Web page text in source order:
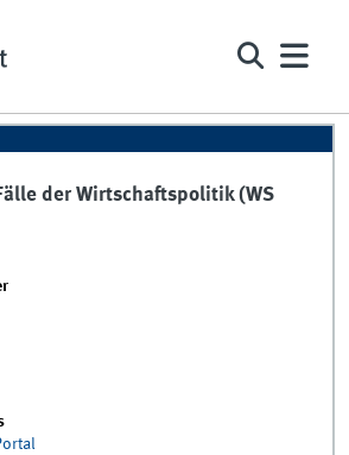
der Wirtschaftspolitik (WS